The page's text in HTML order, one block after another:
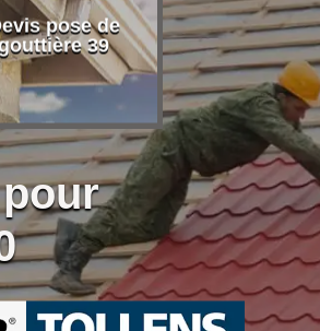
pose de
39
Entretien
toiture